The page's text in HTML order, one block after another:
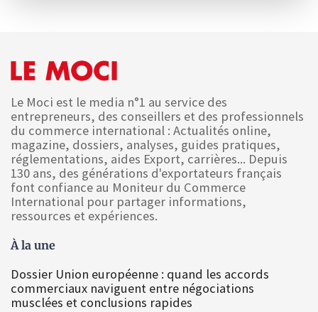
Le Moci est le media n°1 au service des
entrepreneurs, des conseillers et des professionnels
du commerce international : Actualités online,
magazine, dossiers, analyses, guides pratiques,
réglementations, aides Export, carrières... Depuis
130 ans, des générations d'exportateurs français
font confiance au Moniteur du Commerce
International pour partager informations,
ressources et expériences.
À la une
Dossier Union européenne : quand les accords
commerciaux naviguent entre négociations
musclées et conclusions rapides